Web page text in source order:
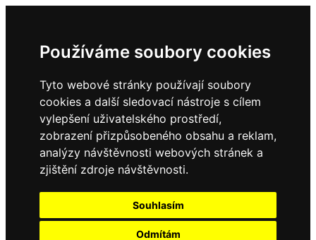
Používáme soubory cookies
Tyto webové stránky používají soubory
cookies a další sledovací nástroje s cílem
vylepšení uživatelského prostředí,
zobrazení přizpůsobeného obsahu a reklam,
analýzy návštěvnosti webových stránek a
zjištění zdroje návštěvnosti.
Souhlasím
Odmítám